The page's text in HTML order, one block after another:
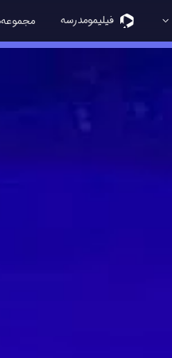
فیلیمو‌مدرسه